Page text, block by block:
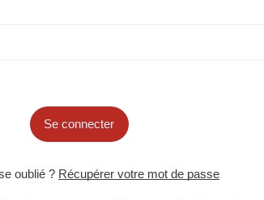
Se connecter
oublié ? Récupérer votre mot de passe